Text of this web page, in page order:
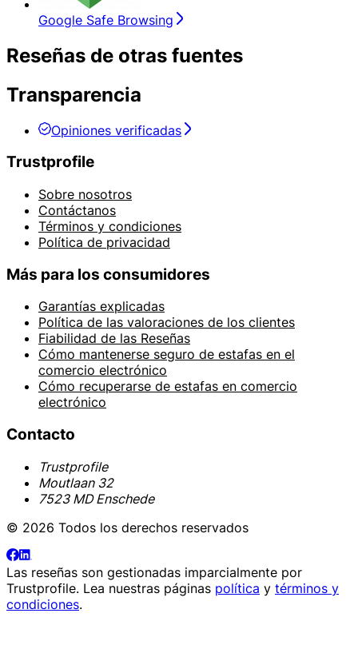
Google Safe Browsing
Reseñas de otras fuentes
Transparencia
Opiniones verificadas
Trustprofile
Sobre nosotros
Contáctanos
Términos y condiciones
Política de privacidad
Más para los consumidores
Garantías explicadas
Política de las valoraciones de los clientes
Fiabilidad de las Reseñas
Cómo mantenerse seguro de estafas en el
comercio electrónico
Cómo recuperarse de estafas en comercio
electrónico
Contacto
Trustprofile
Moutlaan 32
7523 MD Enschede
© 2026 Todos los derechos reservados
Las reseñas son gestionadas imparcialmente por
Trustprofile. Lea nuestras páginas política y términos y
condiciones.